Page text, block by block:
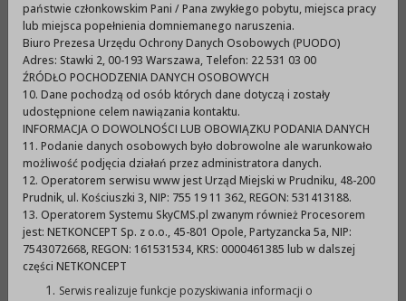
XML
Metryczka
wytworzono: 28-01-2022
państwie członkowskim Pani / Pana zwykłego pobytu, miejsca pracy
lub miejsca popełnienia domniemanego naruszenia.
Biuro Prezesa Urzędu Ochrony Danych Osobowych (PUODO)
Adres: Stawki 2, 00-193 Warszawa, Telefon: 22 531 03 00
ŹRÓDŁO POCHODZENIA DANYCH OSOBOWYCH
10. Dane pochodzą od osób których dane dotyczą i zostały
udostępnione celem nawiązania kontaktu.
INFORMACJA O DOWOLNOŚCI LUB OBOWIĄZKU PODANIA DANYCH
11. Podanie danych osobowych było dobrowolne ale warunkowało
możliwość podjęcia działań przez administratora danych.
12. Operatorem serwisu www jest Urząd Miejski w Prudniku, 48-200
Prudnik, ul. Kościuszki 3, NIP: 755 19 11 362, REGON: 531413188.
13. Operatorem Systemu SkyCMS.pl zwanym również Procesorem
jest: NETKONCEPT Sp. z o.o., 45-801 Opole, Partyzancka 5a, NIP:
7543072668, REGON: 161531534, KRS: 0000461385 lub w dalszej
części NETKONCEPT
Serwis realizuje funkcje pozyskiwania informacji o